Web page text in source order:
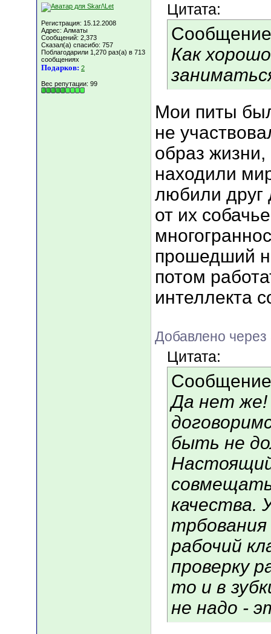
Регистрация: 15.12.2008
Адрес: Алматы
Сообщений: 2,373
Сказал(а) спасибо: 757
Поблагодарили 1,270 раз(а) в 713
сообщениях
Подарков: 2
Вес репутации: 99
Цитата:
Как
Мои питы
не
образ жизни,
находили
любили друг
от их
прошедший
потом
интеллекта
Добавлено
Цитата:
Да нет же!
быть не
качества.
трбования
рабочий
проверку
то и в
не надо -